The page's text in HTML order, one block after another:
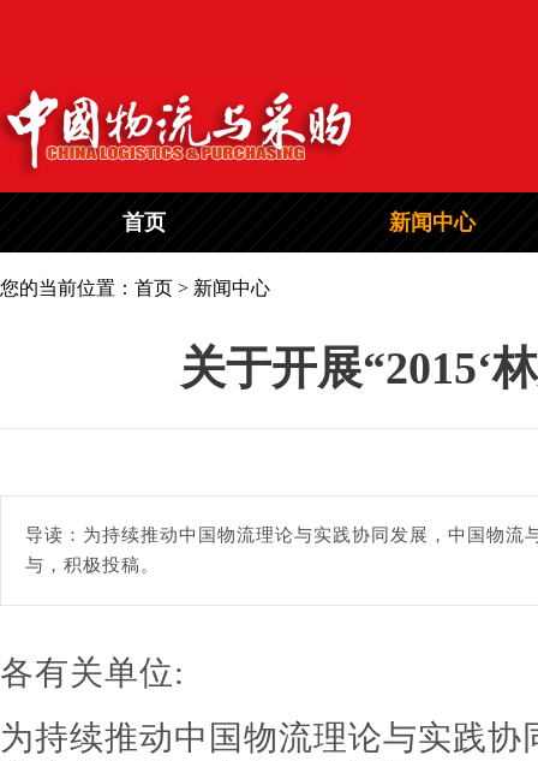
首页 新闻中心
您的当前位置：首页 > 新闻中心
关于开展“2015‘
导读：为持续推动中国物流理论与实践协同发展，中国物流
与，积极投稿。
各有关单位:
为持续推动中国物流理论与实践